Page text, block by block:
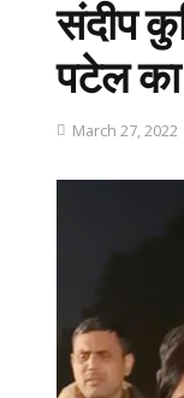
संदीप
पटेल का
March 27, 2022